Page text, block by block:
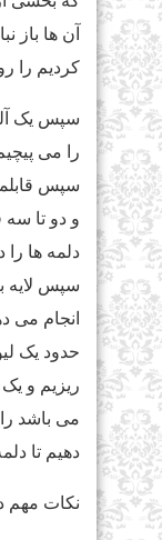
آن ها باز
کردیم را
سپس یک
را می
سپس
و دو تا
دلمه ها
سپس لایه
انجام می
حدود یک
ریزیم و
می باشد
دهیم تا
نکات مهم